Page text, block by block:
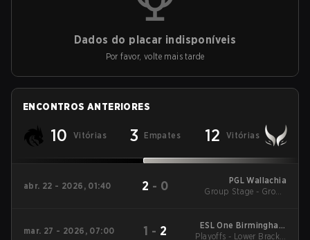
Dados do placar indisponíveis
Por favor, volte mais tarde
ENCONTROS ANTERIORES
10 Vitórias 3 Empates 12 Vitórias
abr. 22 - 2026, 01:40 2 - 0
PGL Wallachia
Group Stage - Group
mar. 27 - 2026, 07:00 1 - 2
ESL One Birmingham
2026
Playoffs - Lower Bracket